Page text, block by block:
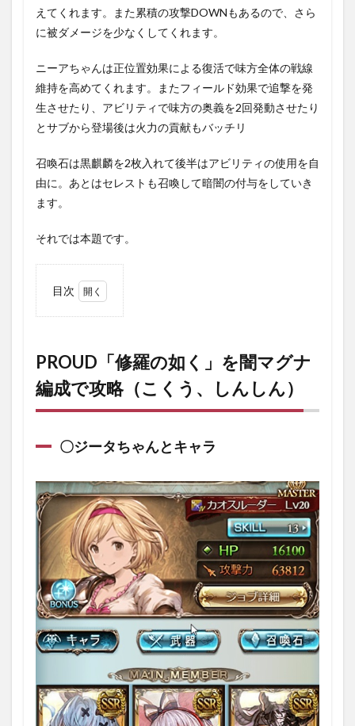
えてくれます。また累積の攻撃DOWNもあるので、さら
に被ダメージを少なくしてくれます。
ニーアちゃんは正位置効果による復活で味方全体の戦線
維持を高めてくれます。またフィールド効果で追撃を発
生させたり、アビリティで味方の奥義を2回発動させたり
とサブから登場後は火力の貢献もバッチリ
召喚石は黒麒麟を2枚入れて後半はアビリティの使用を自
由に。あとはセレストも召喚して暗闇の付与をしていき
ます。
それでは本題です。
目次
を闇マグナ
編成で攻略
（こくう、
しんしん）
〇ジ
ータ
んと
キャ
ラ
1.2
〇召
喚石
1.3
〇武
器
1.4
攻略
「修
羅の
PROUD「修羅の如く」を闇マグナ
編成で攻略（こくう、しんしん）
〇ジータちゃんとキャラ